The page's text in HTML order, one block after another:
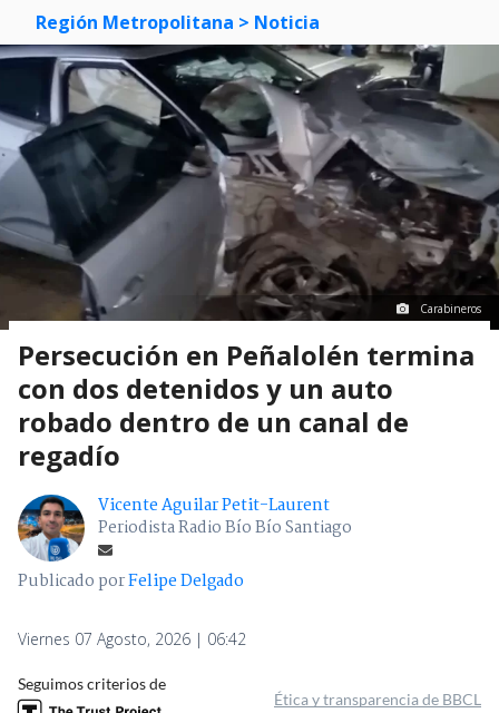
Región Metropolitana > Noticia
Carabineros
Persecución en Peñalolén termina
con dos detenidos y un auto
robado dentro de un canal de
regadío
Vicente Aguilar Petit-Laurent
Periodista Radio Bío Bío Santiago
Publicado porFelipe Delgado
Viernes 07 Agosto, 2026 | 06:42
Seguimos criterios de
Ética y transparencia de BBCL